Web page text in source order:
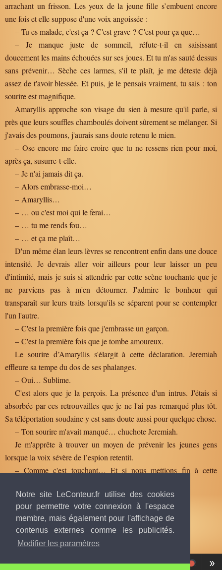
Notre site LeConteur.fr utilise des cookies
pour permettre votre connexion à l'espace
membre, mais également pour l'affichage de
contenus externes comme les publicités.
Modifier les paramètres
arrachant un frisson. Les yeux de la jeune fille s’embuent encore
une fois et elle suppose d'une voix angoissée :
– Tu es malade, c'est ça ? C'est grave ? C'est pour ça que…
– Je manque juste de sommeil, réfute-t-il en saisissant
doucement les mains échouées sur ses joues. Et tu m'as sauté dessus
sans prévenir… Sèche ces larmes, s'il te plaît, je me déteste déjà
assez de t'avoir blessée. Et puis, je le pensais vraiment, tu sais : ton
sourire est magnifique.
Amaryllis approche son visage du sien à mesure qu'il parle, si
près que leurs souffles chamboulés doivent sûrement se mélanger. Si
j'avais des poumons, j'aurais sans doute retenu le mien.
– Ose encore me faire croire que tu ne ressens rien pour moi,
après ça, susurre-t-elle.
– Je n'ai jamais dit ça.
– Alors embrasse-moi…
– Amaryllis…
– … ou c'est moi qui le ferai…
– … tu me rends fou…
– … et ça me plaît…
D'un même élan leurs lèvres se rencontrent enfin dans une douce
intensité. Je devrais aller voir ailleurs pour leur laisser un peu
d'intimité, mais je suis si attendrie par cette scène touchante que je
ne parviens pas à m'en détourner. J'admire le bonheur qui
transparaît sur leurs traits lorsqu'ils se séparent pour se contempler
l'un l'autre.
– C'est la première fois que j'embrasse un garçon.
– C'est la première fois que je tombe amoureux.
Le sourire d’Amaryllis s'élargit à cette déclaration. Jeremiah
effleure sa tempe du dos de ses phalanges.
– Oui… Sublime.
C'est alors que je la perçois. La présence d'un intrus. J'étais si
absorbée par ces retrouvailles que je ne l'ai pas remarqué plus tôt.
Sa téléportation soudaine y est sans doute aussi pour quelque chose.
– Ton sourire m'avait manqué… chuchote Jeremiah.
Je m'apprête à trouver un moyen de prévenir les jeunes gens
lorsque la voix sévère de l’espion retentit.
– Comme c'est touchant… Et si nous mettions fin à cette
Texte publié parWildflower8906, 23 mai 2025 à 21h22
© tous droits réservés.
« »
Tome1, Chapitre 24